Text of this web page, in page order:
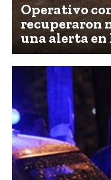
Operativo
recuperaron
una alerta en